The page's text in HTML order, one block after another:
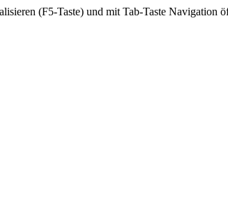
(F5-Taste) und mit Tab-Taste Navigation